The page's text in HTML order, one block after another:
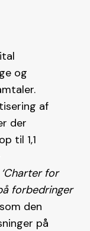
og
af
der
til 1,1
‘Charter for
forbedringer
den
på